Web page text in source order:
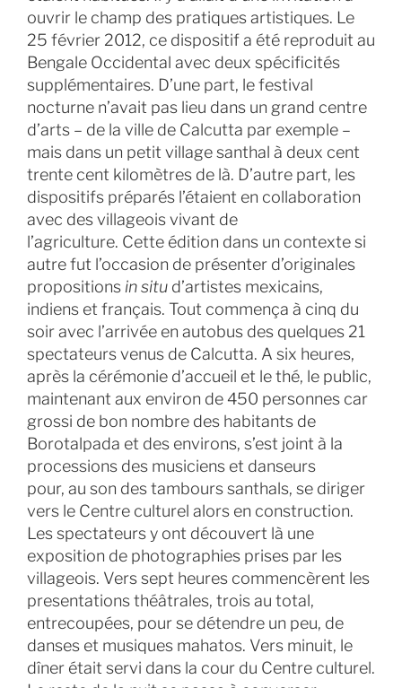
ouvrir le champ des pratiques artistiques. Le
25 février 2012, ce dispositif a été reproduit au
Bengale Occidental avec deux spécificités
supplémentaires. D’une part, le festival
nocturne n’avait pas lieu dans un grand centre
d’arts – de la ville de Calcutta par exemple –
mais dans un petit village santhal à deux cent
trente cent kilomètres de là. D’autre part, les
dispositifs préparés l’étaient en collaboration
avec des villageois vivant de
l’agriculture. Cette édition dans un contexte si
autre fut l’occasion de présenter d’originales
propositions in situ d’artistes mexicains,
indiens et français. Tout commença à cinq du
soir avec l’arrivée en autobus des quelques 21
spectateurs venus de Calcutta. A six heures,
après la cérémonie d’accueil et le thé, le public,
maintenant aux environ de 450 personnes car
grossi de bon nombre des habitants de
Borotalpada et des environs, s’est joint à la
processions des musiciens et danseurs
pour, au son des tambours santhals, se diriger
vers le Centre culturel alors en construction.
Les spectateurs y ont découvert là une
exposition de photographies prises par les
villageois. Vers sept heures commencèrent les
presentations théâtrales, trois au total,
entrecoupées, pour se détendre un peu, de
danses et musiques mahatos. Vers minuit, le
dîner était servi dans la cour du Centre culturel.